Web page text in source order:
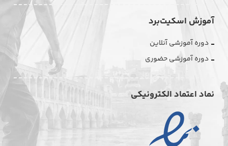
آموزش اسکیت‌برد
دوره آموزشی آنلاین
دوره آموزشی حضوری
نماد اعتماد الکترونیکی